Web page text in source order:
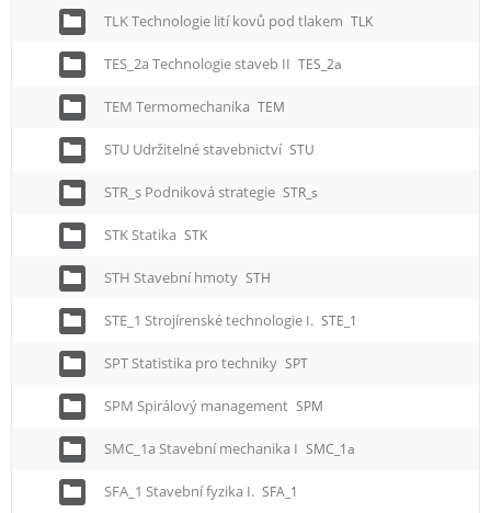
TLK Technologie lití kovů pod tlakem TLK
TES_2a Technologie staveb II TES_2a
TEM Termomechanika TEM
STU Udržitelné stavebnictví STU
STR_s Podniková strategie STR_s
STK Statika STK
STH Stavební hmoty STH
STE_1 Strojírenské technologie I. STE_1
SPT Statistika pro techniky SPT
SPM Spirálový management SPM
SMC_1a Stavební mechanika I SMC_1a
SFA_1 Stavební fyzika I. SFA_1